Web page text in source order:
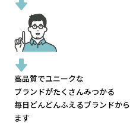
高品質でユニークな
ブランドがたくさんみつかる
毎日どんどんふえるブランドから
ます